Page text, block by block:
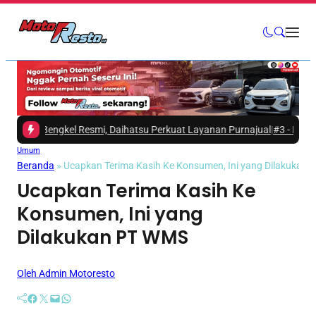
Resmi, Daihatsu Perkuat Layanan Purnajual|#3 -Mitsubishi
Umum
Beranda » Ucapkan Terima Kasih Ke Konsumen, Ini yang Dilakukan
Ucapkan Terima Kasih Ke
Konsumen, Ini yang
Dilakukan PT WMS
Oleh Admin Motoresto
Facebook Twitter Mail WhatsApp